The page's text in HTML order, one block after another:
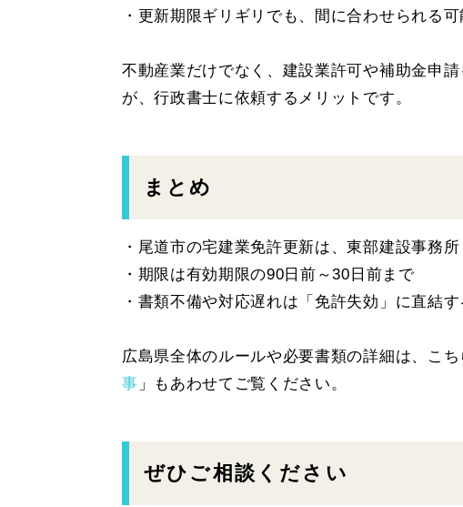
・更新期限ギリギリでも、間に合わせられる
不動産業だけでなく、建設業許可や補助金申
が、行政書士に依頼するメリットです。
まとめ
・尾道市の宅建業免許更新は、東部建設事務
・期限は有効期限の90日前～30日前まで
・書類不備や対応遅れは「免許失効」に直結す
広島県全体のルールや必要書類の詳細は、こち
事 」もあわせてご覧ください。
ぜひご相談ください